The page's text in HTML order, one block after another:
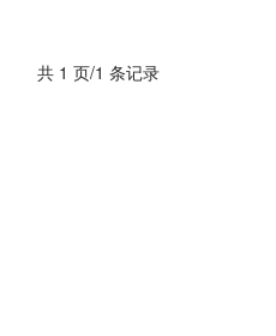
共 1 页/1 条记录